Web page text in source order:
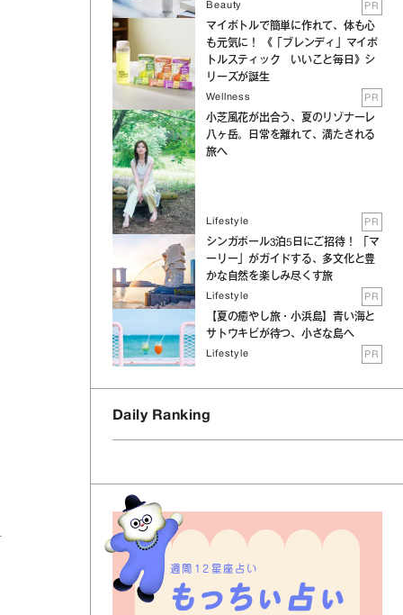
Beauty PR
マイボトルで簡単に作れて、体も心
も元気に！ 《「ブレンディ」マイボ
トルスティック いいこと毎日》シ
リーズが誕生
Wellness PR
小芝風花が出合う、夏のリゾナーレ
八ヶ岳。日常を離れて、満たされる
旅へ
Lifestyle PR
シンガポール3泊5日にご招待！ 「マ
ーリー」がガイドする、多文化と豊
かな自然を楽しみ尽くす旅
Lifestyle PR
【夏の癒やし旅・小浜島】青い海と
サトウキビが待つ、小さな島へ
Lifestyle PR
Daily Ranking
週間12星座占い